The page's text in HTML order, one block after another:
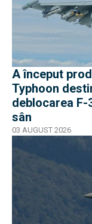
A început
Typhoon
deblocarea F-
sân
03 AUGUST 2026